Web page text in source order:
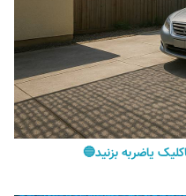
یاضربه بزنید🔵